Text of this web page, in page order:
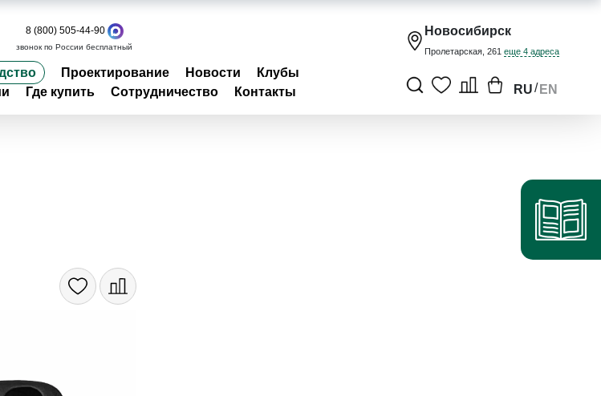
8 (800) 505-44-90
звонок по России бесплатный
Проектирование Новости
Клубы
Где купить Сотрудничество Контакты
Новосибирск
Пролетарская, 261 еще 4 адреса
RU/ EN